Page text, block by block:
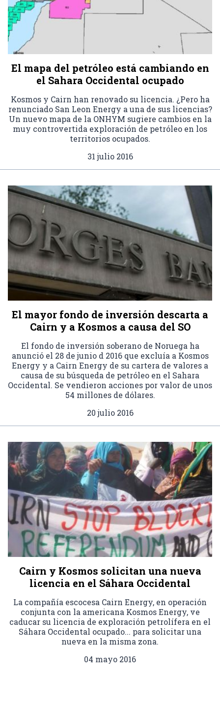
El mapa del petróleo está cambiando en
el Sahara Occidental ocupado
Kosmos y Cairn han renovado su licencia. ¿Pero ha
renunciado San Leon Energy a una de sus licencias?
Un nuevo mapa de la ONHYM sugiere cambios en la
muy controvertida exploración de petróleo en los
territorios ocupados.
31 julio 2016
El mayor fondo de inversión descarta a
Cairn y a Kosmos a causa del SO
El fondo de inversión soberano de Noruega ha
anunció el 28 de junio d 2016 que excluía a Kosmos
Energy y a Cairn Energy de su cartera de valores a
causa de su búsqueda de petróleo en el Sahara
Occidental. Se vendieron acciones por valor de unos
54 millones de dólares.
20 julio 2016
Cairn y Kosmos solicitan una nueva
licencia en el Sáhara Occidental
La compañía escocesa Cairn Energy, en operación
conjunta con la americana Kosmos Energy, ve
caducar su licencia de exploración petrolífera en el
Sáhara Occidental ocupado... para solicitar una
nueva en la misma zona.
04 mayo 2016